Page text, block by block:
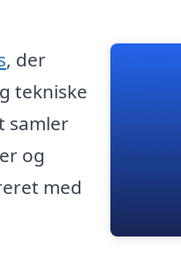
, der
tekniske
samler
og
med